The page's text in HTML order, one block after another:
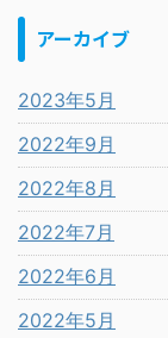
アーカイブ
2023年5月
2022年9月
2022年8月
2022年7月
2022年6月
2022年5月